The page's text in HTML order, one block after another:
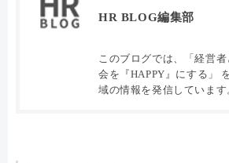
HR BLOG編集部
このブログでは、「経営
会を『HAPPY』にする」
域の情報を発信しています